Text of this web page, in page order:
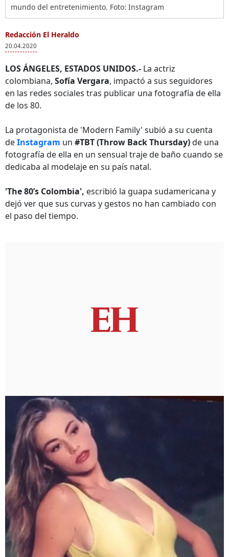
mundo del entretenimiento. Foto: Instagram
Redacción El Heraldo
20.04.2020
LOS ÁNGELES, ESTADOS UNIDOS.- La actriz
colombiana, Sofía Vergara, impactó a sus seguidores
en las redes sociales tras publicar una fotografía de ella
de los 80.
La protagonista de 'Modern Family' subió a su cuenta
deInstagram un #TBT (Throw Back Thursday)de una
fotografía de ella en un sensual traje de baño cuando se
dedicaba al modelaje en su país natal.
'The 80’s Colombia', escribió la guapa sudamericana y
dejó ver que sus curvas y gestos no han cambiado con
el paso del tiempo.